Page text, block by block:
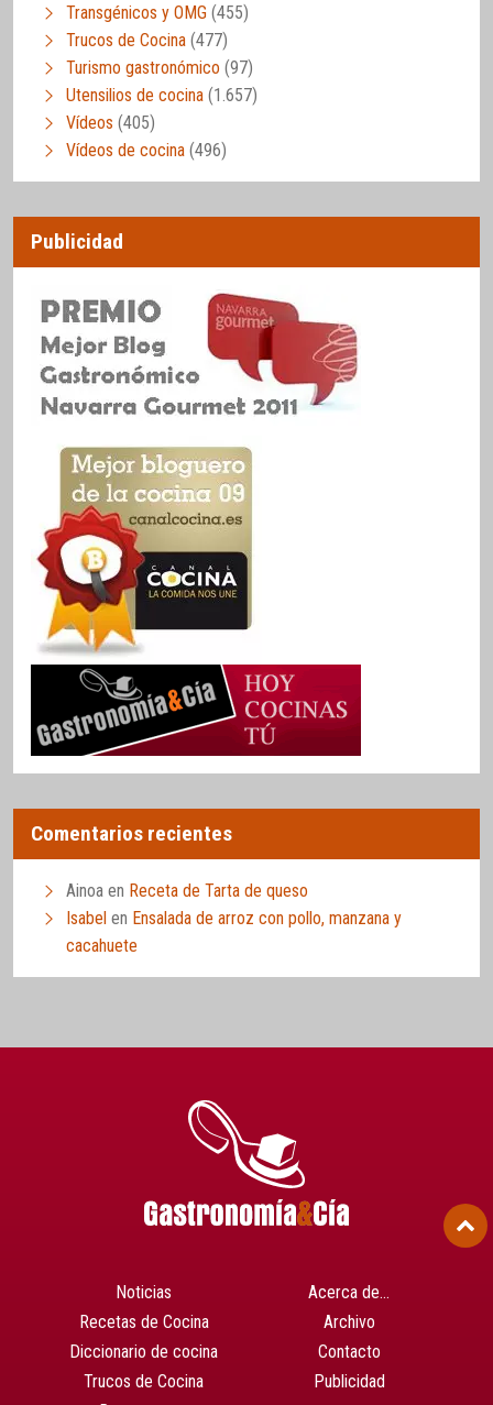
Transgénicos y OMG (455)
Trucos de Cocina (477)
Turismo gastronómico (97)
Utensilios de cocina (1.657)
Vídeos (405)
Vídeos de cocina (496)
Publicidad
Comentarios recientes
Ainoa en Receta de Tarta de queso
Isabel en Ensalada de arroz con pollo, manzana y
cacahuete
Noticias
Recetas de Cocina
Diccionario de cocina
Trucos de Cocina
Acerca de…
Archivo
Contacto
Publicidad